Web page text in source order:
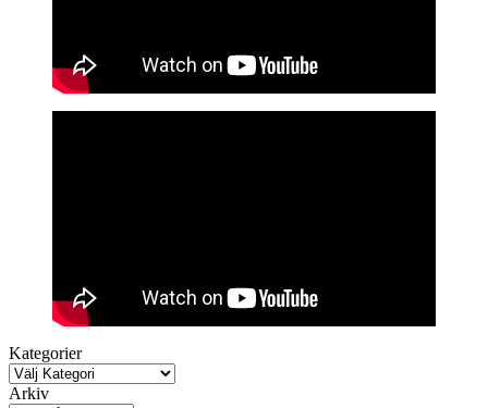
Kategorier
Arkiv